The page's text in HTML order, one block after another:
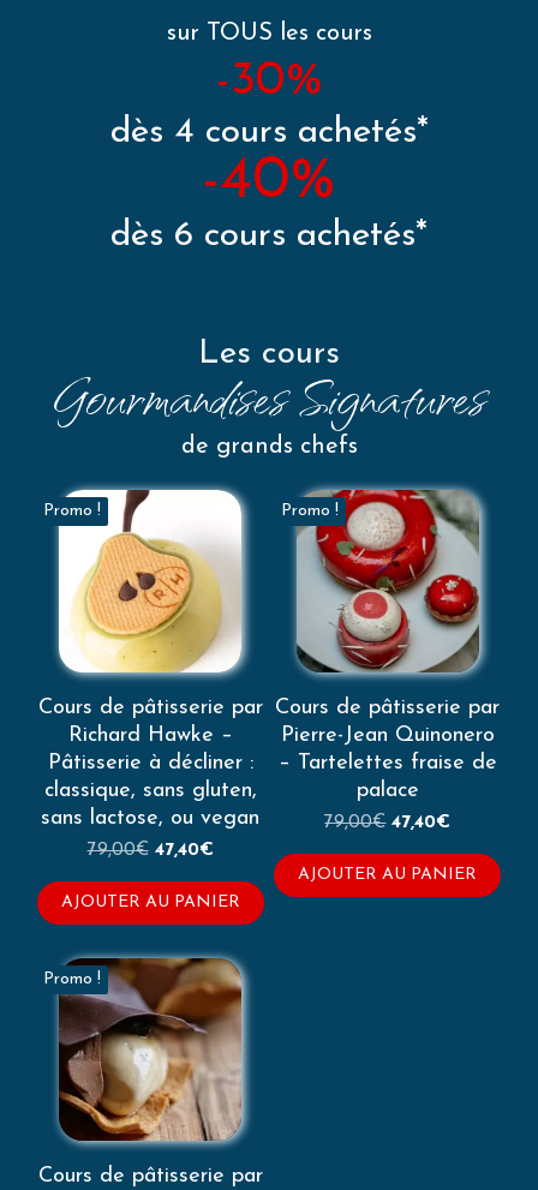
sur TOUS les cours
-30%
dès 4 cours achetés*
-40%
dès 6 cours achetés*
Les cours
Gourmandises Signatures
de grands chefs
Promo !
Cours de pâtisserie par
Richard Hawke –
Pâtisserie à décliner :
classique, sans gluten,
sans lactose, ou vegan
79,00€ Le
initial
était :
79,00€.
47,40€Le
actuel
est :
47,40€.
AJOUTER AU PANIER
Promo !
Cours de pâtisserie par
Pierre-Jean Quinonero
– Tartelettes fraise de
palace
79,00€ Le
initial
était :
47,40€
actuel
est :
AJOUTER AU PANIER
Promo !
Cours de pâtisserie par